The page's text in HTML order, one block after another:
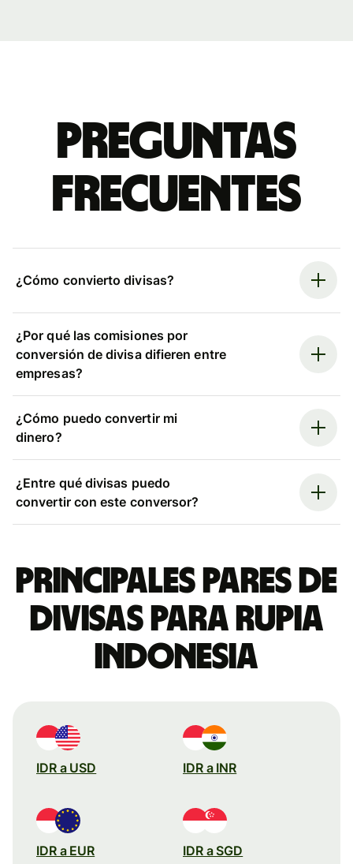
Preguntas
frecuentes
¿Cómo convierto divisas?
¿Por qué las comisiones por
conversión de divisa difieren entre
empresas?
¿Cómo puedo convertir mi
dinero?
¿Entre qué divisas puedo
convertir con este conversor?
Principales pares de
divisas para rupia
indonesia
IDR a USD IDR a INR
IDR a EUR IDR a SGD